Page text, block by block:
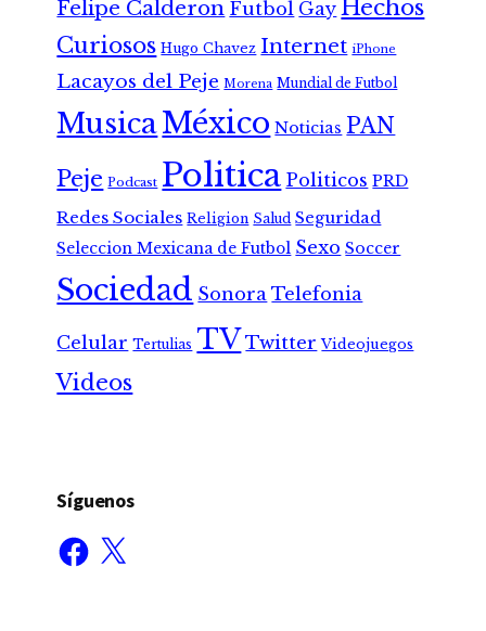
Felipe Calderon Futbol Gay Hechos
Curiosos Hugo Chavez Internet iPhone
Lacayos del Peje Morena Mundial de Futbol
MusicaMéxico Noticias PAN
Peje Podcast Politica Politicos PRD
Redes Sociales Religion Salud Seguridad
Seleccion Mexicana de Futbol Sexo Soccer
Sociedad Sonora Telefonia
Celular Tertulias TV Twitter Videojuegos
Videos
Síguenos
Facebook
X